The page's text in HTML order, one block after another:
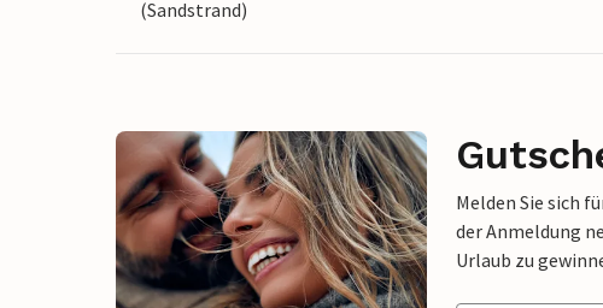
(Sandstrand)
Melden Sie sich
der Anmeldung
Urlaub zu